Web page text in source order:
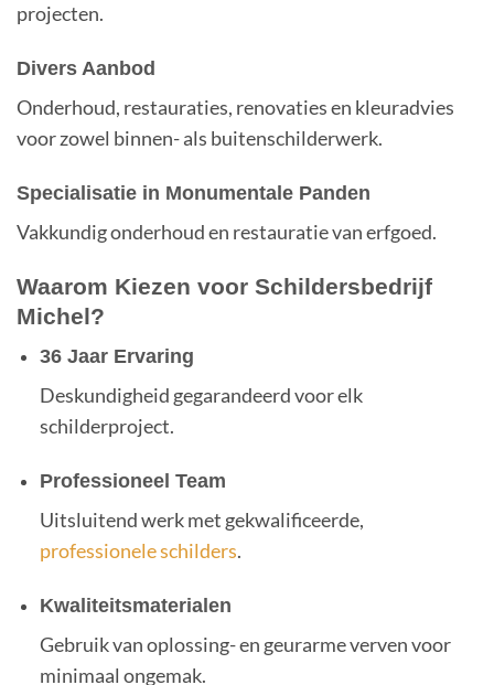
projecten.
Divers Aanbod
Onderhoud, restauraties, renovaties en kleuradvies
voor zowel binnen- als buitenschilderwerk.
Specialisatie in Monumentale Panden
Vakkundig onderhoud en restauratie van erfgoed.
Waarom Kiezen voor Schildersbedrijf
Michel?
36 Jaar Ervaring
Deskundigheid gegarandeerd voor elk
schilderproject.
Professioneel Team
Uitsluitend werk met gekwalificeerde,
professionele schilders.
Kwaliteitsmaterialen
Gebruik van oplossing- en geurarme verven voor
minimaal ongemak.